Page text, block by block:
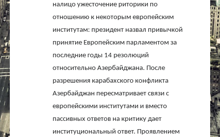
налицо ужесточение риторики по
отношению к некоторым европейским
институтам: президент назвал привычкой
принятие Европейским парламентом за
последние годы 14 резолюций
относительно Азербайджана. После
разрешения карабахского конфликта
Азербайджан пересматривает связи с
европейскими институтами и вместо
пассивных ответов на критику дает
институциональный ответ. Проявлением